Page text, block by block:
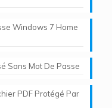
Windows 7 Home
Sans Mot De Passe
PDF Protégé Par